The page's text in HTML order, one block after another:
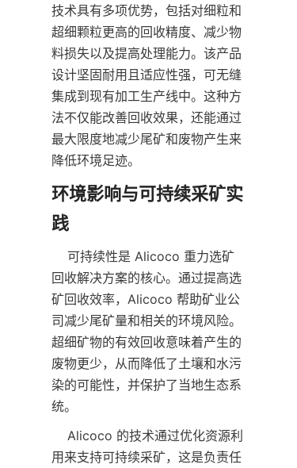
技术具有多项优势，包括对细粒和
超细颗粒更高的回收精度、减少物
料损失以及提高处理能力。该产品
设计坚固耐用且适应性强，可无缝
集成到现有加工生产线中。这种方
法不仅能改善回收效果，还能通过
最大限度地减少尾矿和废物产生来
降低环境足迹。
环境影响与可持续采矿实
回收解决方案的核心。通过提高选
矿回收效率，Alicoco 帮助矿业公
司减少尾矿量和相关的环境风险。
超细矿物的有效回收意味着产生的
废物更少，从而降低了土壤和水污
染的可能性，并保护了当地生态系
用来支持可持续采矿，这是负责任